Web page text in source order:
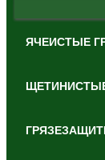
ЯЧЕИСТЫЕ